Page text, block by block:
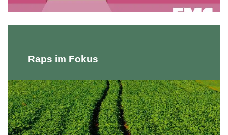
Raps im Fokus